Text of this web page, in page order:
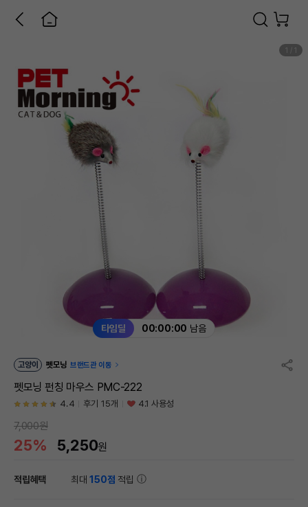
타임딜 00:00:00 남음
1 1
고양이 펫모닝 브랜드관 이동
펫모닝 펀칭 마우스 PMC-222
4.4 후기 15개 4.1 사용성
7,000원
25% 5,250원
적립혜택 최대150점 적립